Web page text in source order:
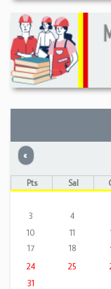
« Önceki
Pts Sal
3
4
10
11
17
18
24
25
31